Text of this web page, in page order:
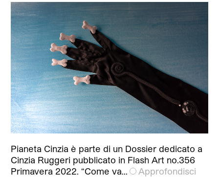
Pianeta Cinzia è parte di un Dossier dedicato a
Cinzia Ruggeri pubblicato in Flash Art no.356
Primavera 2022. “Come va…
Approfondisci